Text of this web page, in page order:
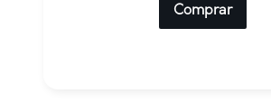
Comprar